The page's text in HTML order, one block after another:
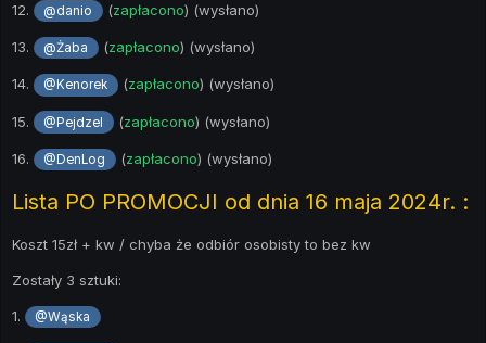
12. @danio (zapłacono) (wysłano)
13. @Żaba (zapłacono) (wysłano)
14. @Kenorek (zapłacono) (wysłano)
15. @Pejdzel (zapłacono) (wysłano)
16. @DenLog (zapłacono) (wysłano)
Lista PO PROMOCJI od dnia 16 maja 2024r. :
Koszt 15zł + kw / chyba że odbiór osobisty to bez kw
Zostały 3 sztuki:
1. @Wąska